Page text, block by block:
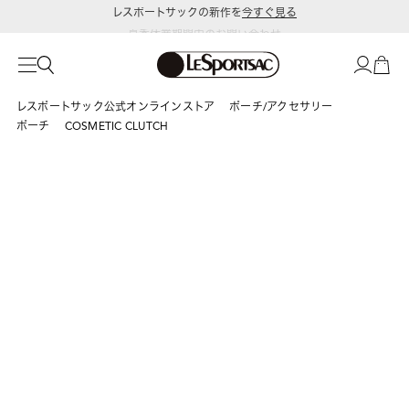
夏季休業期間中のお問い合わせ
および発送についてのご案内
レスポートサック公式オンラインストア
ポーチ/アクセサリー
ポーチ
COSMETIC CLUTCH